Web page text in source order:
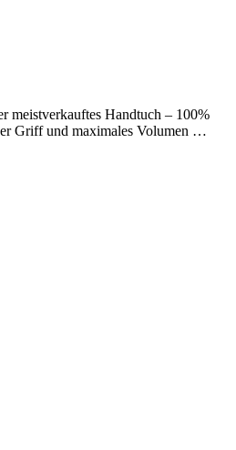
meistverkauftes Handtuch – 100%
Griff und maximales Volumen …